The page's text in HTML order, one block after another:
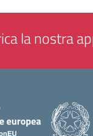
la nostra